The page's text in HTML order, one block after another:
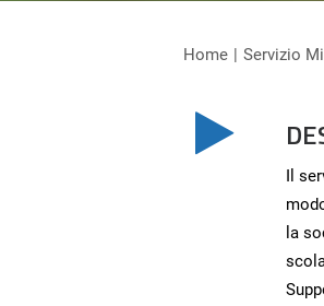
Home Servizio
Il
la